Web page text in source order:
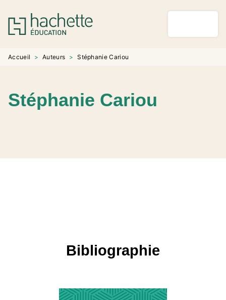
MENU RECHERCHE
PIED DE PAGE
Accueil > Auteurs > Stéphanie Cariou
Stéphanie Cariou
Bibliographie